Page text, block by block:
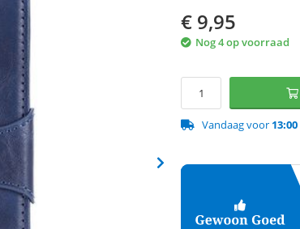
€ 9,95
Nog 4 op voorraad
Vandaag voor 13:00